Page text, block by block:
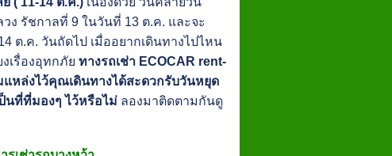
ง รัชกาลที่ 9 ในวันที่ 13 ต.ค. และจะ
ต.ค. วันถัดไป เมื่ออยากเดินทางไปไหน
งเรื่องอุทกภัยทางรถเช่า ECOCAR rent-
แหล่งไว้คุณเดินทางได้สะดวกรับวันหยุด
นที่ที่มองๆ ไว้หรือไม่ ลองมาติดตามกันดู